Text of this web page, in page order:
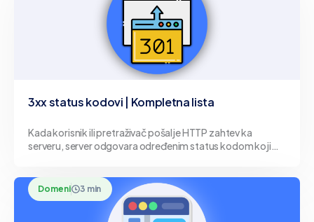
3xx status kodovi | Kompletna lista
Kada korisnik ili pretraživač pošalje HTTP zahtev ka
serveru, server odgovara određenim status kodom koji
Domeni 3 min